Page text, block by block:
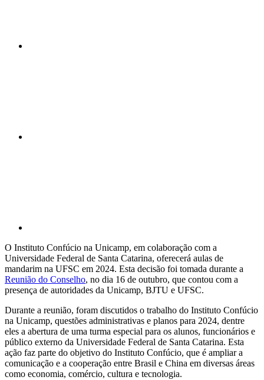
O Instituto Confúcio na Unicamp, em colaboração com a
Universidade Federal de Santa Catarina, oferecerá aulas de
mandarim na UFSC em 2024. Esta decisão foi tomada durante a
Reunião do Conselho, no dia 16 de outubro, que contou com a
presença de autoridades da Unicamp, BJTU e UFSC.
Durante a reunião, foram discutidos o trabalho do Instituto Confúcio
na Unicamp, questões administrativas e planos para 2024, dentre
eles a abertura de uma turma especial para os alunos, funcionários e
público externo da Universidade Federal de Santa Catarina. Esta
ação faz parte do objetivo do Instituto Confúcio, que é ampliar a
comunicação e a cooperação entre Brasil e China em diversas áreas
como economia, comércio, cultura e tecnologia.